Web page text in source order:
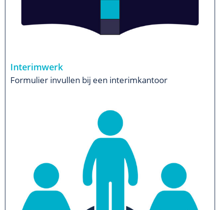
Interimwerk
Formulier invullen bij een interimkantoor